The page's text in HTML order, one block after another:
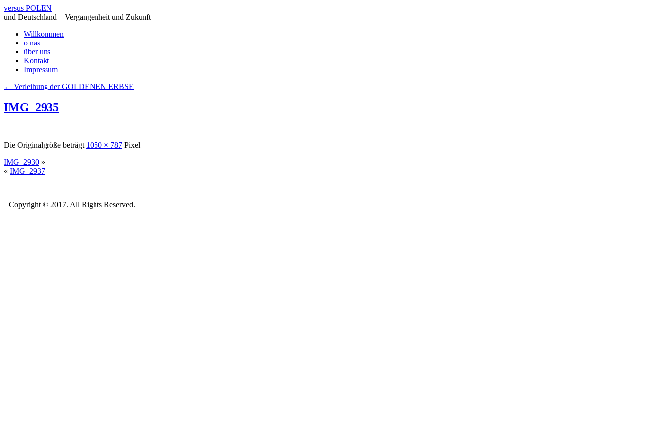
versus POLEN
und Deutschland – Vergangenheit und Zukunft
Willkommen
o nas
über uns
Kontakt
Impressum
← Verleihung der GOLDENEN ERBSE
IMG_2935
Die Originalgröße beträgt 1050 × 787 Pixel
IMG_2930 »
« IMG_2937
Copyright © 2017. All Rights Reserved.